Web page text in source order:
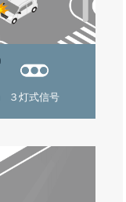
３灯式信号